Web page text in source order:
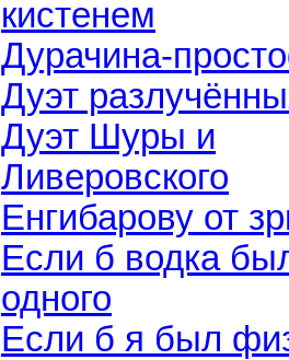
кистенем
Дурачина-
Дуэт
Дуэт Шуры и
Ливеровского
Енгибарову от
Если б водка
одного
Если б я был